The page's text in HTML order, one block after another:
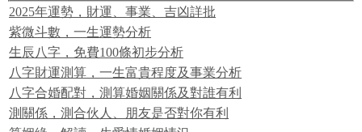
2025年運勢，財運、事業、吉凶詳批
紫微斗數，一生運勢分析
生辰八字，免費100條初步分析
八字財運測算，一生富貴程度及事業分析
八字合婚配對，測算婚姻關係及對誰有利
測關係，測合伙人、朋友是否對你有利